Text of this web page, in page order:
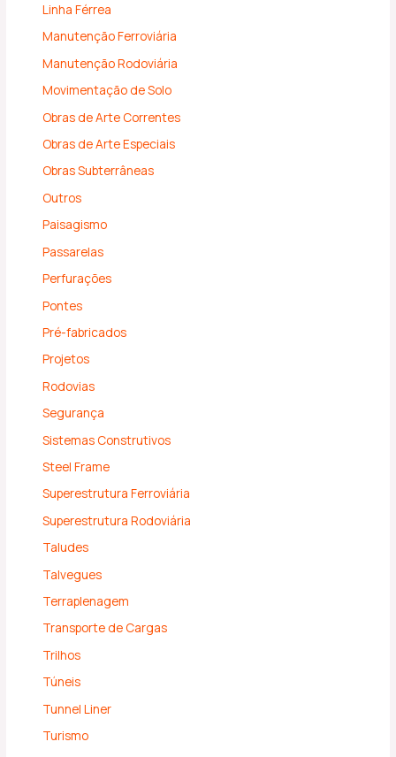
Linha Férrea
Manutenção Ferroviária
Manutenção Rodoviária
Movimentação de Solo
Obras de Arte Correntes
Obras de Arte Especiais
Obras Subterrâneas
Outros
Paisagismo
Passarelas
Perfurações
Pontes
Pré-fabricados
Projetos
Rodovias
Segurança
Sistemas Construtivos
Steel Frame
Superestrutura Ferroviária
Superestrutura Rodoviária
Taludes
Talvegues
Terraplenagem
Transporte de Cargas
Trilhos
Túneis
Tunnel Liner
Turismo